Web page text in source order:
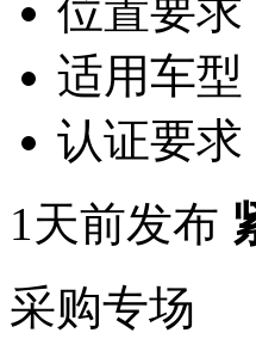
位置要求
适用车型
认证要求
1天前发布
采购专场